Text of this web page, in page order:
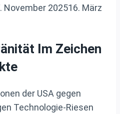
November 202516. März
Im Zeichen
der USA gegen
Technologie-Riesen